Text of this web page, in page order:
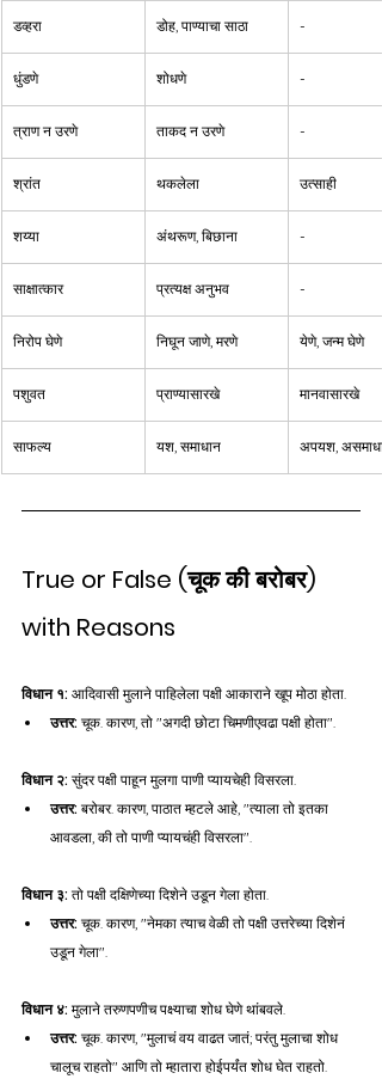
डव्हरा डोह, पाण्याचा साठा -
धुंडणे शोधणे -
त्राण न उरणे ताकद न उरणे -
श्रांत थकलेला उत्साही
शय्या अंथरूण, बिछाना -
साक्षात्कार प्रत्यक्ष अनुभव -
निरोप घेणे निघून जाणे, मरणे येणे, जन्म घेणे
पशुवत प्राण्यासारखे मानवासारखे
साफल्य यश, समाधान अपयश,
True or False (चूक की बरोबर)
with Reasons
विधान १: आदिवासी मुलाने पाहिलेला पक्षी आकाराने खूप मोठा होता.
उत्तर: चूक. कारण, तो "अगदी छोटा चिमणीएवढा पक्षी होता".
विधान २: सुंदर पक्षी पाहून मुलगा पाणी प्यायचेही विसरला.
उत्तर: बरोबर. कारण, पाठात म्हटले आहे, "त्याला तो इतका
आवडला, की तो पाणी प्यायचंही विसरला".
विधान ३: तो पक्षी दक्षिणेच्या दिशेने उडून गेला होता.
उत्तर: चूक. कारण, "नेमका त्याच वेळी तो पक्षी उत्तरेच्या दिशेनं
उडून गेला".
विधान ४: मुलाने तरुणपणीच पक्ष्याचा शोध घेणे थांबवले.
उत्तर: चूक. कारण, "मुलाचं वय वाढत जातं; परंतु मुलाचा शोध
चालूच राहतो" आणि तो म्हातारा होईपर्यंत शोध घेत राहतो.